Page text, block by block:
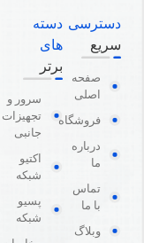
دسترسی
سریع
صفحه
اصلی
فروشگاه
درباره
ما
تماس
با ما
وبلاگ
دسته
های
برتر
سرور و
تجهیزات
جانبی
اکتیو
شبکه
پسیو
شبکه